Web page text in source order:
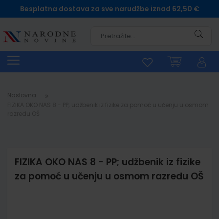
Besplatna dostava za sve narudžbe iznad 62,50 €
Naslovna
FIZIKA OKO NAS 8 - PP; udžbenik iz fizike
za pomoć u učenju u osmom razredu OŠ